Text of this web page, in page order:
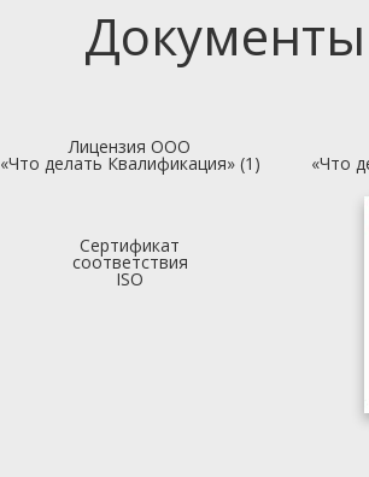
Лицензия ООО
«Что делать Квалификация» (1) «Что
Сертификат
соответствия
ISO